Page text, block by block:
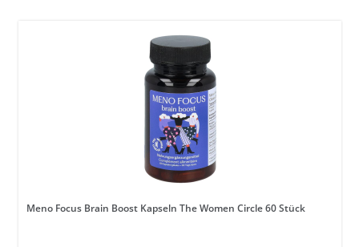
Meno Focus Brain Boost Kapseln The Women Circle 60 Stück